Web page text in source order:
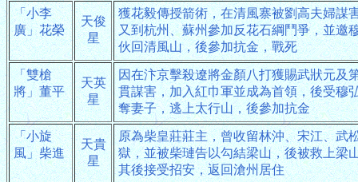
「小李
廣」花榮
天俊
星
獲花毅傳授箭術，在清風寨被劉高夫婦謀
又到杭州、蘇州參加反花石綱鬥爭，並邀
伙回清風山，後參加抗金，戰死
「雙槍
將」董平
天英
星
因在汴京擊殺遼將金顏八打獲賜武狀元及
貫謀害，加入紅巾軍並成為首領，後受穆
奪妻子，逃上太行山，後參加抗金
「小旋
風」柴進
天貴
星
原為柴皇莊莊主，曾收留林沖、宋江、武
獄，並被柴璉告以勾結梁山，後被救上梁
其後接受招安，返回滄州居住